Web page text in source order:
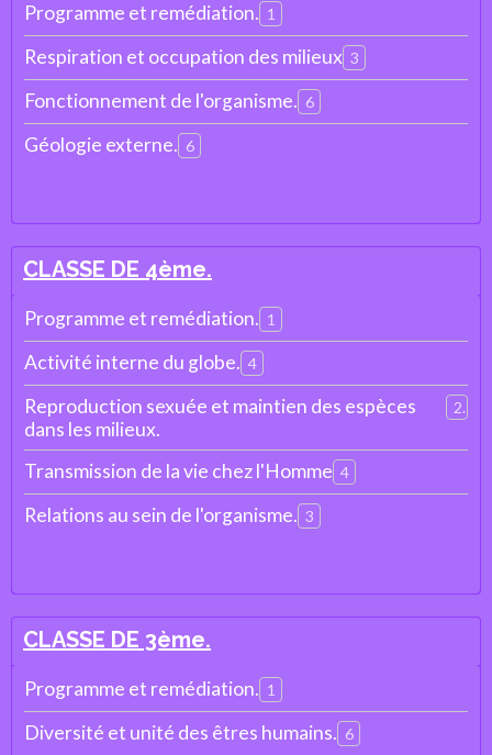
Programme et remédiation. 1
Respiration et occupation des milieux 3
Fonctionnement de l'organisme. 6
Géologie externe. 6
CLASSE DE 4ème.
Programme et remédiation. 1
Activité interne du globe. 4
Reproduction sexuée et maintien des espèces
dans les milieux.
2
Transmission de la vie chez l'Homme 4
Relations au sein de l'organisme. 3
CLASSE DE 3ème.
Programme et remédiation. 1
Diversité et unité des êtres humains. 6